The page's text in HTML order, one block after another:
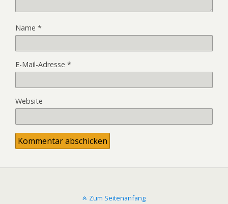
Name *
E-Mail-Adresse *
Website
Zum Seitenanfang